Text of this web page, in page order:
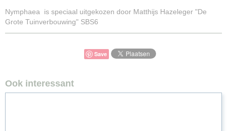
Nymphaea is speciaal uitgekozen door Matthijs Hazeleger "De
Grote Tuinverbouwing" SBS6
Save
Ook interessant